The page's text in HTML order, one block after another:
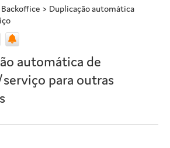
Backoffice > Duplicação automática
automática de
para outras